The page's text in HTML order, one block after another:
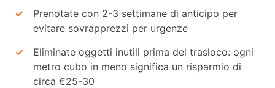
Prenotate con 2-3 settimane di anticipo per
evitare sovrapprezzi per urgenze
Eliminate oggetti inutili prima del trasloco: ogni
metro cubo in meno significa un risparmio di
circa €25-30